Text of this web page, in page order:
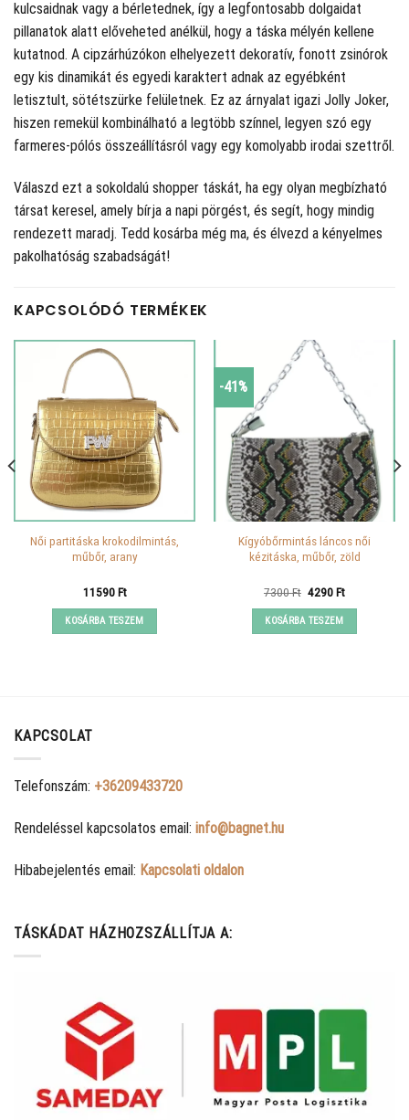
kulcsaidnak vagy a bérletednek, így a legfontosabb dolgaidat
pillanatok alatt előveheted anélkül, hogy a táska mélyén kellene
kutatnod. A cipzárhúzókon elhelyezett dekoratív, fonott zsinórok
egy kis dinamikát és egyedi karaktert adnak az egyébként
letisztult, sötétszürke felületnek. Ez az árnyalat igazi Jolly Joker,
hiszen remekül kombinálható a legtöbb színnel, legyen szó egy
farmeres-pólós összeállításról vagy egy komolyabb irodai szettről.
Válaszd ezt a sokoldalú shopper táskát, ha egy olyan megbízható
társat keresel, amely bírja a napi pörgést, és segít, hogy mindig
rendezett maradj. Tedd kosárba még ma, és élvezd a kényelmes
pakolhatóság szabadságát!
KAPCSOLÓDÓ TERMÉKEK
Női partitáska krokodilmintás,
műbőr, arany
11590Ft
KOSÁRBA TESZEM
-41%
Kígyóbőrmintás láncos női
kézitáska, műbőr, zöld
7300Ft Original
was:
7300 Ft.
4290FtCurrent
KOSÁRBA TESZEM
KAPCSOLAT
Telefonszám: +36209433720
Rendeléssel kapcsolatos email: info@bagnet.hu
Hibabejelentés email: Kapcsolati oldalon
TÁSKÁDAT HÁZHOZSZÁLLÍTJA A: